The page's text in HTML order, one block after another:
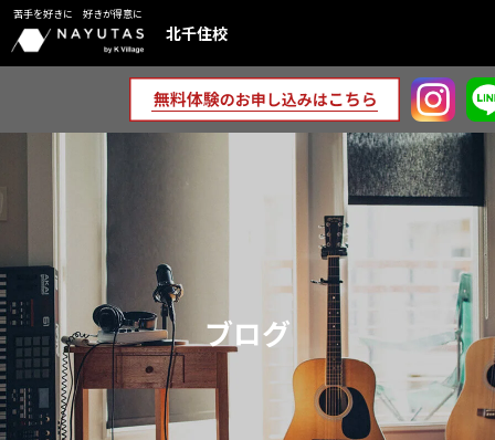
苦手を好きに 好きが得意に
北千住校
ブログ